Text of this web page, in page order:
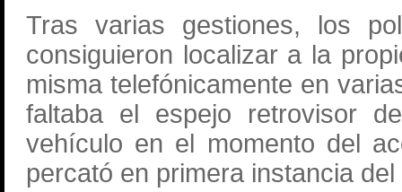
Tras varias gestiones, los
consiguieron localizar a la
misma telefónicamente en
faltaba el espejo retrovisor
vehículo en el momento del
percató en primera instancia